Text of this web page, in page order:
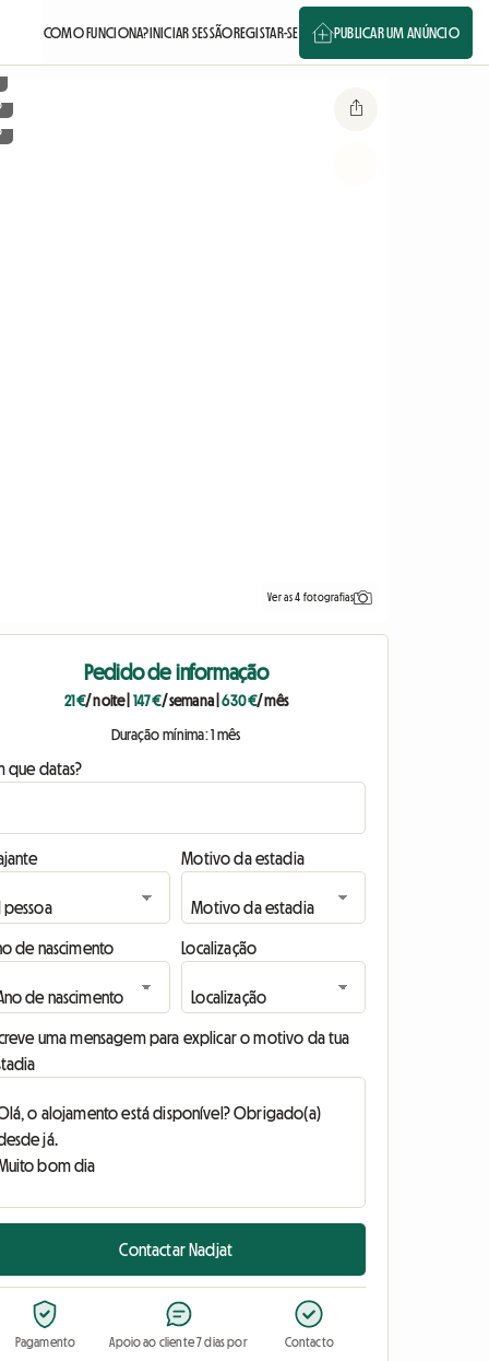
COMO FUNCIONA?INICIAR SESSÃOREGISTAR-SE PUBLICAR UM ANÚNCIO
Ver as 4 fotografias
Pedido de informação
21 €/ noite| 147 €/ semana|630 €/ mês
Duração mínima: 1 mês
que datas?
Motivo da estadia
de nascimento Localização
uma mensagem para explicar o motivo da tua
Contactar Nadjat
Pagamento
Apoio ao cliente 7 dias por
Contacto